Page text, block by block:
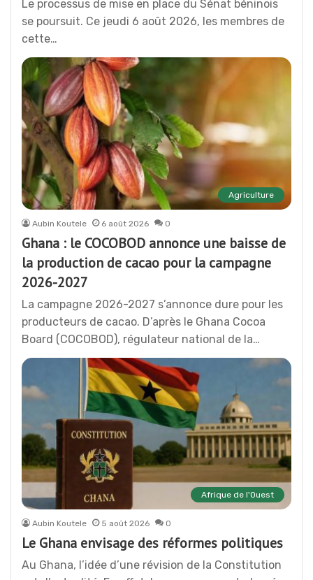
Le processus de mise en place du Sénat béninois
se poursuit. Ce jeudi 6 août 2026, les membres de
cette…
Agriculture
Aubin Koutele 6 août 2026 0
Ghana : le COCOBOD annonce une baisse de
la production de cacao pour la campagne
2026-2027
La campagne 2026-2027 s’annonce dure pour les
producteurs de cacao. D’après le Ghana Cocoa
Board (COCOBOD), régulateur national de la…
Afrique de l'Ouest
Aubin Koutele 5 août 2026 0
Le Ghana envisage des réformes politiques
Au Ghana, l’idée d’une révision de la Constitution